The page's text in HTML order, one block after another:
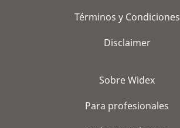
Términos y Condiciones
Disclaimer
Sobre Widex
Para profesionales